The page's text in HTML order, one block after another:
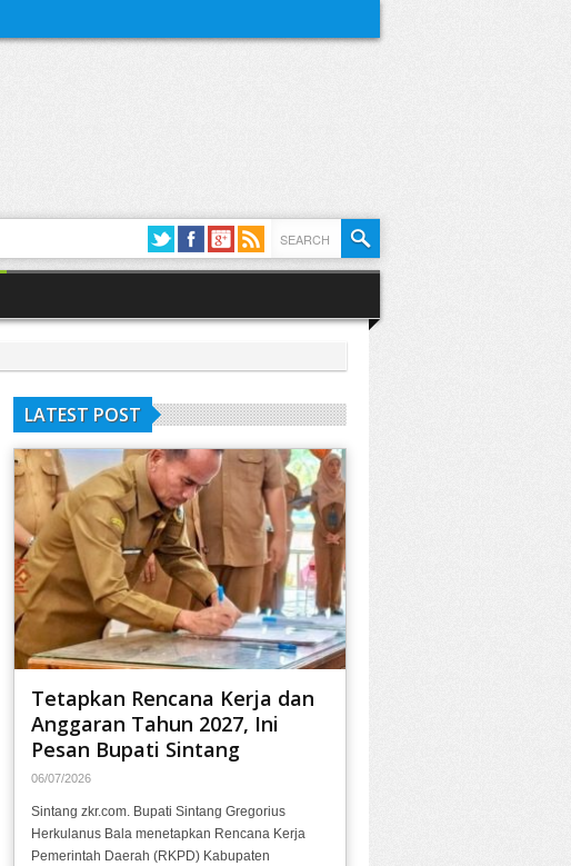
LATEST POST
Tetapkan Rencana Kerja dan
Anggaran Tahun 2027, Ini
Pesan Bupati Sintang
06/07/2026
Sintang zkr.com. Bupati Sintang Gregorius
Herkulanus Bala menetapkan Rencana Kerja
Pemerintah Daerah (RKPD) Kabupaten